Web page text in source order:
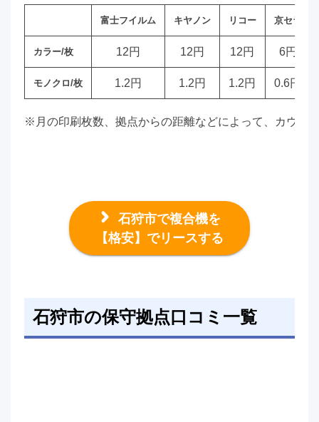
富士フイルム キヤノン リコー 京セラ
カラー/枚 12円 12円 12円 6円
モノクロ/枚 1.2円 1.2円 1.2円 0.6円
※月の印刷枚数、拠点からの距離などによって、カウン
石狩市で複合機を
【格安】でリースする
石狩市の保守拠点口コミ一覧